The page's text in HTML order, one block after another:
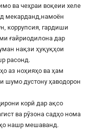
ва чеҳраи воқеии хеле
мекарданд,намоён
коррупсия, гардиши
ғайриодилона дар
нақзи ҳуқуқҳои
расонд.
аз ноҳияҳо ва ҳам
шумо дустону ҳаводорон
корӣ дар ақсо
ва рӯзона садҳо нома
нашр мешаванд.